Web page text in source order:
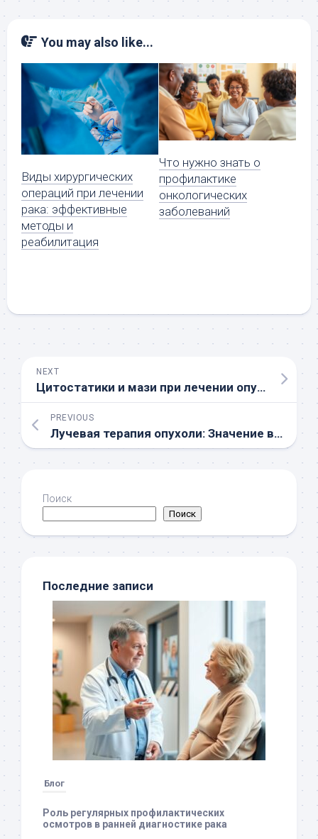
You may also like...
Виды хирургических
операций при лечении
рака: эффективные
методы и
реабилитация
Что нужно знать о
профилактике
онкологических
заболеваний
NEXT
Цитостатики и мази при лечении опухолей кожи
PREVIOUS
Лучевая терапия опухоли: Значение в дерматоонкологии
Поиск
Поиск
Последние записи
Блог
Роль регулярных профилактических
осмотров в ранней диагностике рака